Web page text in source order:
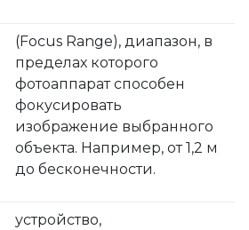
(Focus Range), диапазон, в
пределах которого
фотоаппарат способен
фокусировать
изображение выбранного
объекта. Например, от 1,2 м
до бесконечности.
устройство,